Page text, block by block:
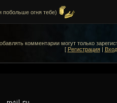
побольше огня тебе)
комментарии могут только
[ Регистрация| Вход